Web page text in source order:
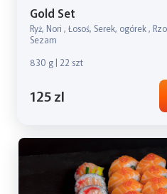
Gold Set
Ryż, Nori , Łosoś, Serek, ogórek ,
Sezam
830 g | 22 szt
125 zl